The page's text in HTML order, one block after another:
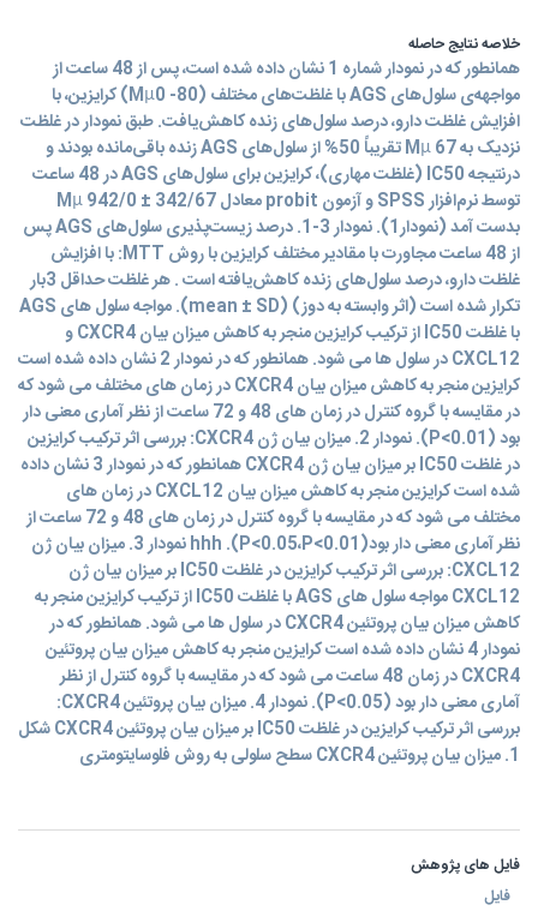
خلاصه نتایج حاصله
همانطور که در نمودار شماره 1 نشان داده شده است، پس از 48 ساعت از
مواجهه‌ی سلول‌های AGS با غلظت‌های مختلف (Mµ0 -80) کرایزین، با
افزایش غلظت دارو، درصد سلول‌های زنده کاهش‌یافت. طبق نمودار در غلظت
نزدیک به Mµ 67 تقریباً 50% از سلول‌های AGS زنده باقی‌مانده بودند و
درنتیجه IC50 (غلظت مهاری)، کرایزین برای سلول‌های AGS در 48 ساعت
توسط نرم‌افزار SPSS و آزمون probit معادل Mµ 942/0 ± 342/67
بدست آمد (نمودار1). نمودار 3-1. درصد زیست‌پذیری سلول‌های AGS پس
از 48 ساعت مجاورت با مقادیر مختلف کرایزین با روش MTT: با افزایش
غلظت دارو، درصد سلول‌های زنده کاهش‌یافته است . هر غلظت حداقل 3بار
تکرار شده است (اثر وابسته به دوز) (mean ± SD). مواجه سلول های AGS
با غلظت IC50 از ترکیب کرایزین منجر به کاهش میزان بیان CXCR4 و
CXCL12 در سلول ها می شود. همانطور که در نمودار 2 نشان داده شده است
کرایزین منجر به کاهش میزان بیان CXCR4 در زمان های مختلف می شود که
در مقایسه با گروه کنترل در زمان های 48 و 72 ساعت از نظر آماری معنی دار
بود (P<0.01). نمودار 2. میزان بیان ژن CXCR4: بررسی اثر ترکیب کرایزین
در غلظت IC50 بر میزان بیان ژن CXCR4 همانطور که در نمودار 3 نشان داده
شده است کرایزین منجر به کاهش میزان بیان CXCL12 در زمان های
مختلف می شود که در مقایسه با گروه کنترل در زمان های 48 و 72 ساعت از
نظر آماری معنی دار بود(P<0.05،P<0.01). hhh نمودار 3. میزان بیان ژن
CXCL12: بررسی اثر ترکیب کرایزین در غلظت IC50 بر میزان بیان ژن
CXCL12 مواجه سلول های AGS با غلظت IC50 از ترکیب کرایزین منجر به
کاهش میزان بیان پروتئین CXCR4 در سلول ها می شود. همانطور که در
نمودار 4 نشان داده شده است کرایزین منجر به کاهش میزان بیان پروتئین
CXCR4 در زمان 48 ساعت می شود که در مقایسه با گروه کنترل از نظر
آماری معنی دار بود (P<0.05). نمودار 4. میزان بیان پروتئین CXCR4:
بررسی اثر ترکیب کرایزین در غلظت IC50 بر میزان بیان پروتئین CXCR4 شکل
1. میزان بیان پروتئین CXCR4 سطح سلولی به روش فلوسایتومتری
فایل های پژوهش
فایل